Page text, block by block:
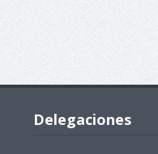
Delegaciones